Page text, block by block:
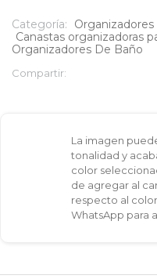
Geo
cantidad
Categoría: Organizadores
Canastas organizadoras
Organizadores De Baño
Compartir:
La imagen
tonalidad y
color
de agregar al
respecto al
WhatsApp para